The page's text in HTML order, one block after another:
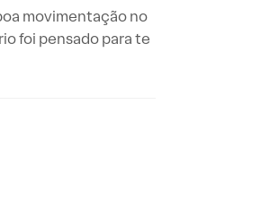
movimentação no
foi pensado para te